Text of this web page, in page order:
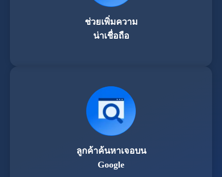
ช่วยเพิ่มความ
น่าเชื่อถือ
ลูกค้าค้นหาเจอบน
Google